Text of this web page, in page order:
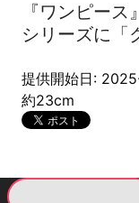
『ワンピー
シリーズに「
提供開始日:
約23cm